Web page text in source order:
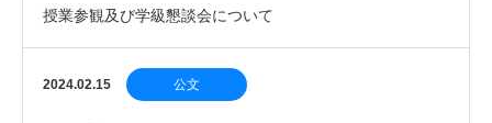
授業参観及び学級懇談会について
2024.02.15 公文